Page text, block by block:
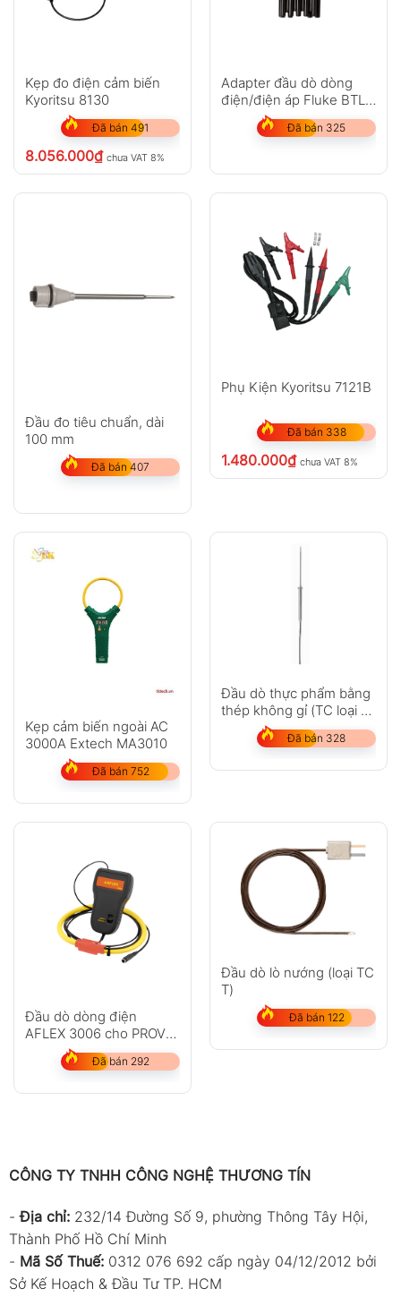
Kẹp đo điện cảm biến
Kyoritsu 8130
Đã bán 491
8.056.000₫ chưa VAT 8%
Adapter đầu dò dòng
điện/điện áp Fluke BTL-
Đã bán 325
Đầu đo tiêu chuẩn, dài
100 mm
Đã bán 407
Phụ Kiện Kyoritsu 7121B
Đã bán 338
1.480.000₫ chưa VAT 8%
Kẹp cảm biến ngoài AC
3000A Extech MA3010
Đã bán 752
Đầu dò thực phẩm bằng
thép không gỉ (TC loại T)
– với cáp FEP
Đã bán 328
Đầu dò dòng điện
AFLEX 3006 cho PROVA
6830A
Đã bán 292
Đầu dò lò nướng (loại TC
T)
Đã bán 122
CÔNG TY TNHH CÔNG NGHỆ THƯƠNG TÍN
-Địa chỉ: 232/14 Đường Số 9, phường Thông Tây Hội,
Thành Phố Hồ Chí Minh
- Mã Số Thuế: 0312 076 692 cấp ngày 04/12/2012 bởi
Sở Kế Hoạch & Đầu Tư TP. HCM